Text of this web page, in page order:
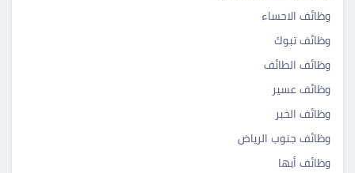
وظائف الاحساء
وظائف تبوك
وظائف الطائف
وظائف عسير
وظائف الخبر
وظائف جنوب الرياض
وظائف أبها